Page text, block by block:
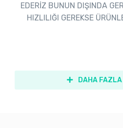
EDERİZ BUNUN DIŞINDA
HIZLILIĞI GEREKSE
DAHA